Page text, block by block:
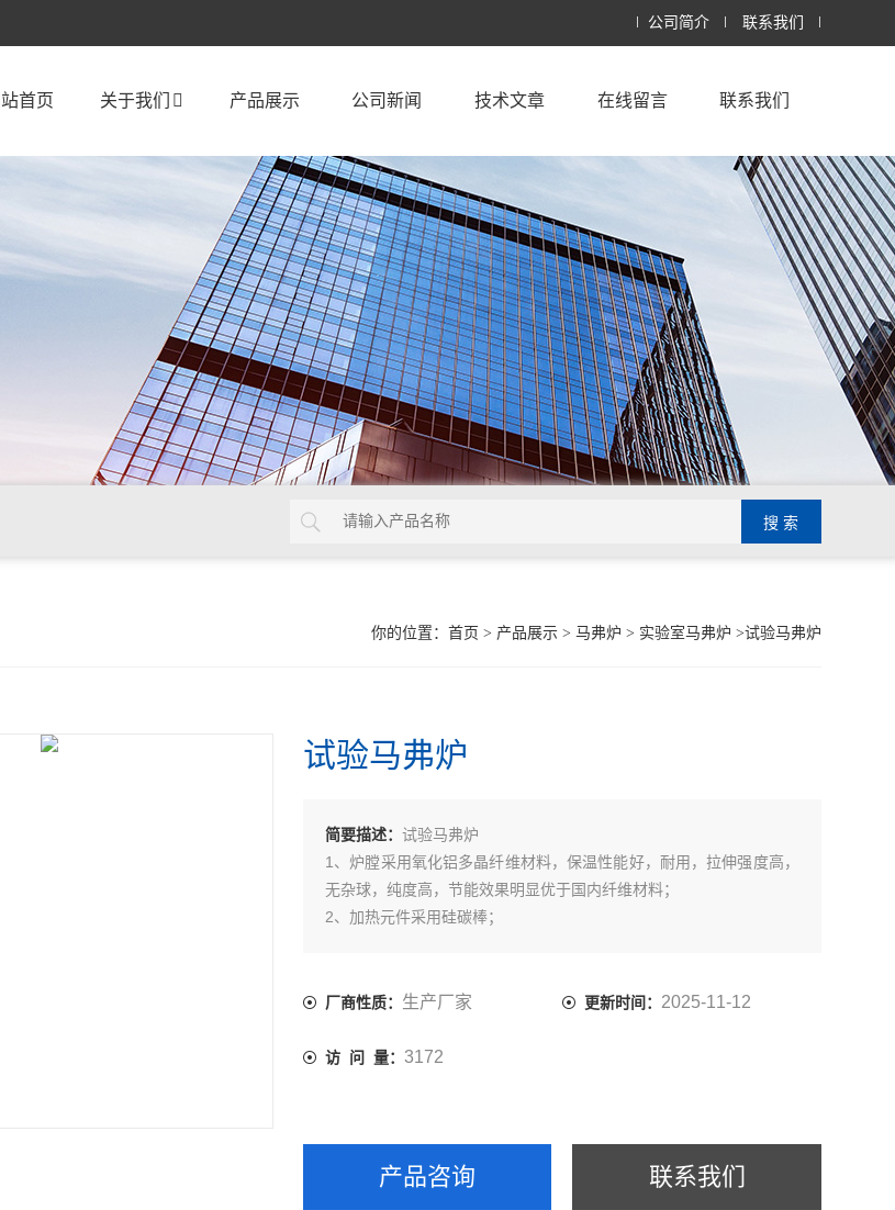
公司简介 联系我们
站首页 关于我们 产品展示 公司新闻 技术文章 在线留言 联系我们
你的位置： 首页 > 产品展示> 马弗炉 > 实验室马弗炉 >试验马弗炉
试验马弗炉
简要描述：试验马弗炉
1、炉膛采用氧化铝多晶纤维材料，保温性能好，耐用，拉伸强度高，
无杂球，纯度高，节能效果明显优于国内纤维材料；
2、加热元件采用硅碳棒；
可安装无纸记录装置，实现数据的存储、输出；
厂商性质： 生产厂家 更新时间： 2025-11-12
访 问 量：3172
产品咨询 联系我们